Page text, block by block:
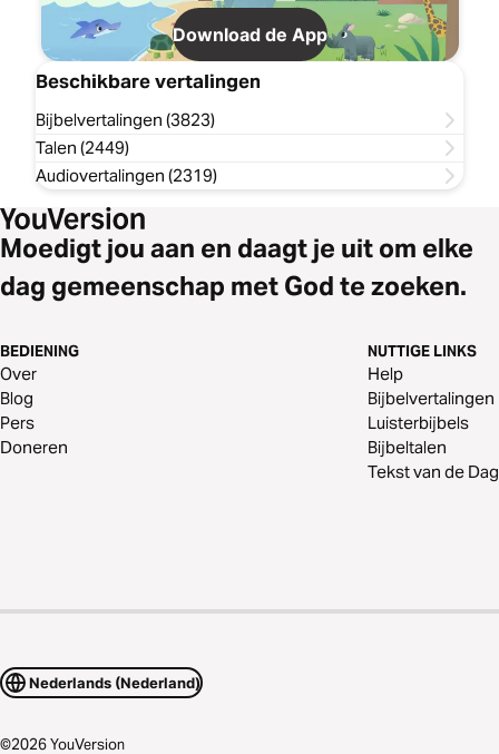
Download de App
Beschikbare vertalingen
Bijbelvertalingen (3823)
Talen (2449)
Audiovertalingen (2319)
Moedigt jou aan en daagt je uit om elke
dag gemeenschap met God te zoeken.
BEDIENING
Over
Blog
Pers
Doneren
NUTTIGE LINKS
Help
Bijbelvertalingen
Luisterbijbels
Bijbeltalen
Tekst van de Dag
Nederlands (Nederland)
©2026YouVersion